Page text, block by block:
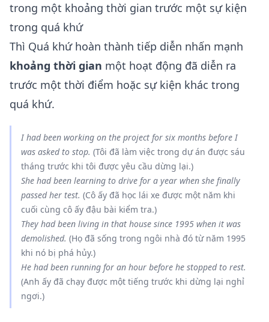
trong một khoảng thời gian trước một sự kiện
trong quá khứ
Thì Quá khứ hoàn thành tiếp diễn nhấn mạnh
khoảng thời gian một hoạt động đã diễn ra
trước một thời điểm hoặc sự kiện khác trong
quá khứ.
Ihad been working on the project for six months before I
was asked to stop. (Tôi đã làm việc trong dự án được sáu
tháng trước khi tôi được yêu cầu dừng lại.)
She had been learning to drive for a year when she finally
passed her test. (Cô ấy đã học lái xe được một năm khi
cuối cùng cô ấy đậu bài kiểm tra.)
They had been living in that house since 1995 when it was
demolished. (Họ đã sống trong ngôi nhà đó từ năm 1995
khi nó bị phá hủy.)
He had been running for an hour before he stopped to rest.
(Anh ấy đã chạy được một tiếng trước khi dừng lại nghỉ
ngơi.)